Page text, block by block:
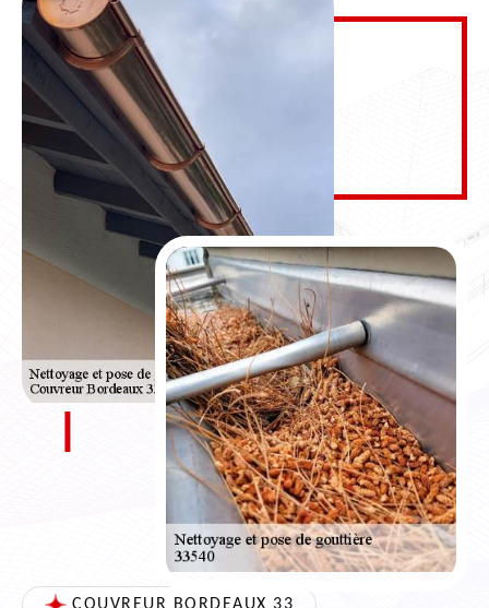
COUVREUR BORDEAUX 33